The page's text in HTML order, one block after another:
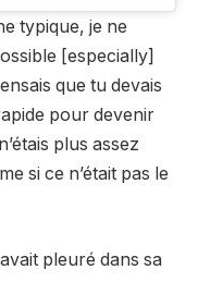
typique, je ne
[especially]
que tu devais
pour devenir
plus assez
si ce n’était pas le
pleuré dans sa